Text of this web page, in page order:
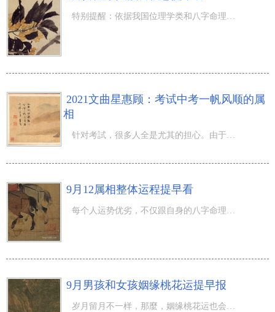
特别提醒：依据我国位理学类和八字命理学基本原理，再加上九宫飞星状况，尤其得出阳历9月份奸险小人预警信
2021文曲星惠顾：考试中考一帆风顺的属
相
针对考試，很多人全是尤其的担心。由于她们平时觉得自身都明白了，可是一到考試就不好，考试成绩就都提不上
9月12属相整体运程提早看
每个人运势优劣，不仅跟自身的八字命理相关，并且还跟流月月相关，不一样的月运程当然也不一样。如今依据我
9月男孩和女孩姻缘桃花运提早报
岁月留月不一样，那麼，姻缘桃花运也会不一样，阳历9月男孩和女孩姻缘会怎样呢？留意下边的“忌约日期”就